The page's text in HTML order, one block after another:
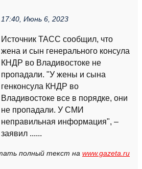
17:40, Июнь 6, 2023
Источник ТАСС сообщил, что
жена и сын генерального консула
КНДР во Владивостоке не
пропадали. "У жены и сына
генконсула КНДР во
Владивостоке все в порядке, они
не пропадали. У СМИ
неправильная информация", –
заявил ......
полный текст на www.gazeta.ru